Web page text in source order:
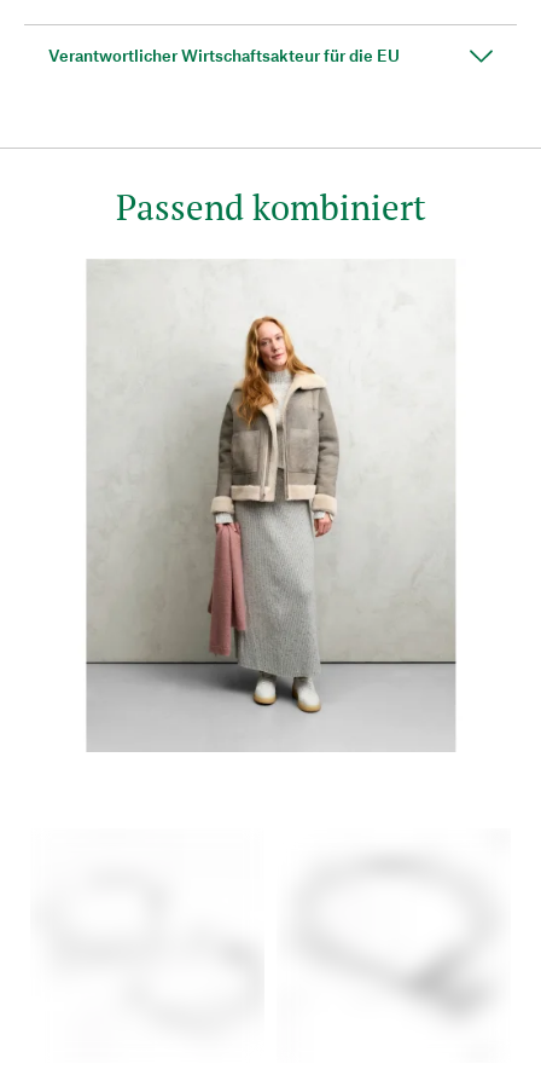
Verantwortlicher Wirtschaftsakteur für die EU
Passend kombiniert